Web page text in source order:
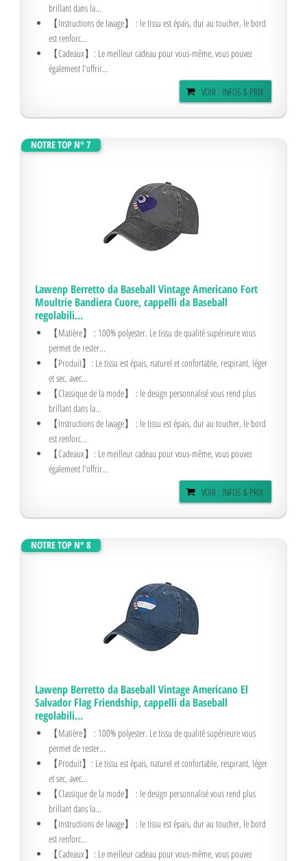
brillant dans la...
【Instructions de lavage】 : le tissu est épais, dur au toucher, le bord
est renforc...
【Cadeaux】: Le meilleur cadeau pour vous-même, vous pouvez
également l'offrir...
VOIR : INFOS & PRIX
NOTRE TOP N° 7
Lawenp Berretto da Baseball Vintage Americano Fort
Moultrie Bandiera Cuore, cappelli da Baseball
regolabili...
【Matière】 : 100% polyester. Le tissu de qualité supérieure vous
permet de rester...
【Produit】: Le tissu est épais, naturel et confortable, respirant, léger
et sec, avec...
【Classique de la mode】 : le design personnalisé vous rend plus
brillant dans la...
【Instructions de lavage】 : le tissu est épais, dur au toucher, le bord
est renforc...
【Cadeaux】: Le meilleur cadeau pour vous-même, vous pouvez
également l'offrir...
VOIR : INFOS & PRIX
NOTRE TOP N° 8
Lawenp Berretto da Baseball Vintage Americano El
Salvador Flag Friendship, cappelli da Baseball
regolabili...
【Matière】 : 100% polyester. Le tissu de qualité supérieure vous
permet de rester...
【Produit】: Le tissu est épais, naturel et confortable, respirant, léger
et sec, avec...
【Classique de la mode】 : le design personnalisé vous rend plus
brillant dans la...
【Instructions de lavage】 : le tissu est épais, dur au toucher, le bord
est renforc...
【Cadeaux】: Le meilleur cadeau pour vous-même, vous pouvez